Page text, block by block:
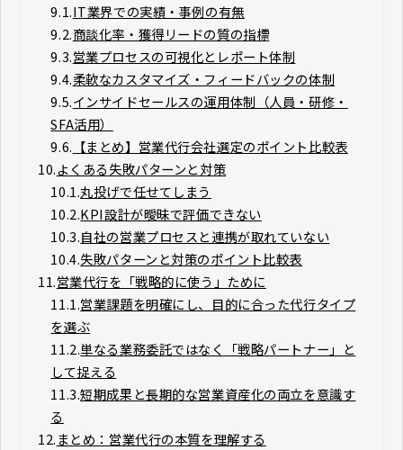
9.1.IT業界での実績・事例の有無
9.2.商談化率・獲得リードの質の指標
9.3.営業プロセスの可視化とレポート体制
9.4.柔軟なカスタマイズ・フィードバックの体制
9.5.インサイドセールスの運用体制（人員・研修・
SFA活用）
9.6. 【まとめ】営業代行会社選定のポイント比較表
10.よくある失敗パターンと対策
10.1.丸投げで任せてしまう
10.2.KPI設計が曖昧で評価できない
10.3.自社の営業プロセスと連携が取れていない
10.4.失敗パターンと対策のポイント比較表
11.営業代行を「戦略的に使う」ために
11.1.営業課題を明確にし、目的に合った代行タイプ
を選ぶ
11.2.単なる業務委託ではなく「戦略パートナー」と
して捉える
11.3.短期成果と長期的な営業資産化の両立を意識す
る
12.まとめ：営業代行の本質を理解する